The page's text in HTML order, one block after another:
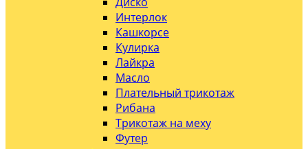
Интерлок
Кашкорсе
Кулирка
Лайкра
Масло
Плательный трикотаж
Рибана
Трикотаж на меху
Футер